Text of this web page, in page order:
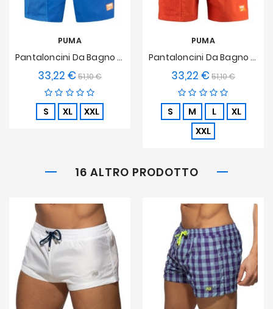
PUMA
Pantaloncini Da Bagno Di Media Lunghezza PUMA Utility - Blu
33,22 € Prezzo
base
51,10 €Prezzo
S XL XXL
PUMA
Pantaloncini Da Bagno Di Media Lunghezza PUMA Utility - Arancione
33,22 € Prezzo
base
51,10 €Prezzo
S M L
XL
XXL
16 ALTRO PRODOTTO